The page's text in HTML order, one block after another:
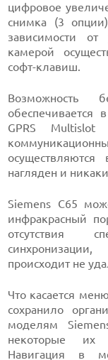
цифровое
снимка (3
зависимости от
камерой
софт-клавиш.
Возможность
обеспечивается
GPRS
нагляден и
Siemens С65
инфракрасный
отсутствия
происходит не
Что касается
сохранило
моделям
некоторые их
Навигация в